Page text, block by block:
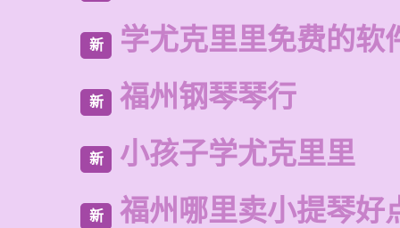
新 学尤克里里免费的软
新 福州钢琴琴行
新 小孩子学尤克里里
新 福州哪里卖小提琴好